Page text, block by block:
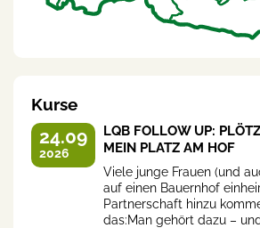
Kurse
24.09
2026
LQB FOLLOW UP:
MEIN PLATZ AM HOF
Viele junge Frauen (und
auf einen Bauernhof
Partnerschaft hinzu
das:Man gehört dazu –